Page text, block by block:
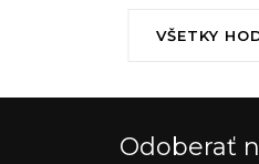
VŠETKY
Odoberať